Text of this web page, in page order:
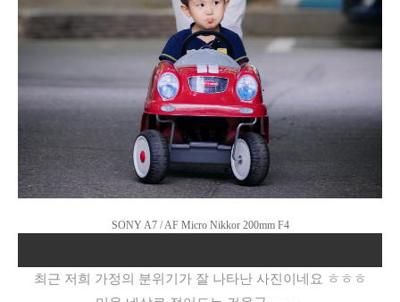
SONY A7 / AF Micro Nikkor 200mm F4
최근 저희 가정의 분위기가 잘 나타난 사진이네요 ㅎㅎㅎ